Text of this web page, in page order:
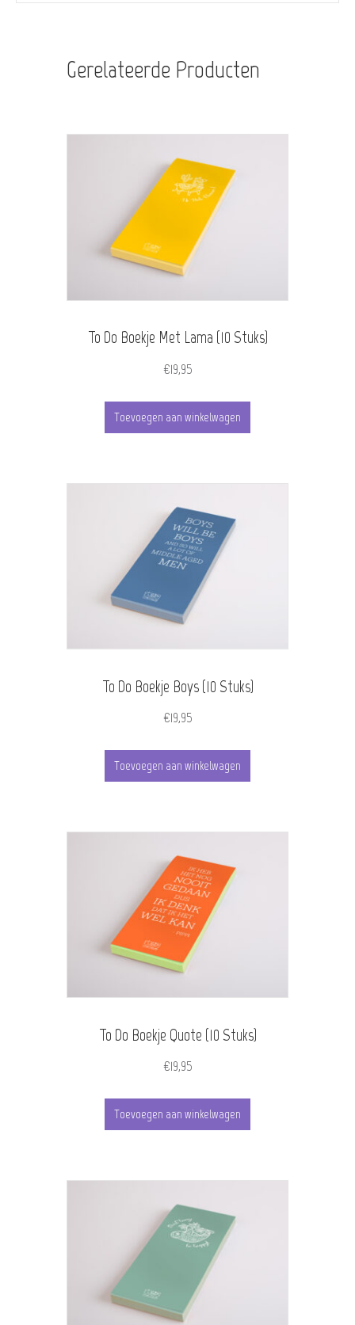
Gerelateerde Producten
To Do Boekje Met Lama (10 Stuks)
€19,95
Toevoegen aan winkelwagen
To Do Boekje Boys (10 Stuks)
€19,95
Toevoegen aan winkelwagen
To Do Boekje Quote (10 Stuks)
€19,95
Toevoegen aan winkelwagen